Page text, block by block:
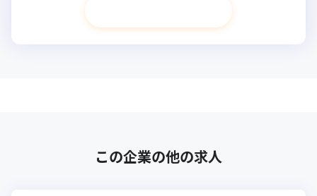
この企業の他の求人